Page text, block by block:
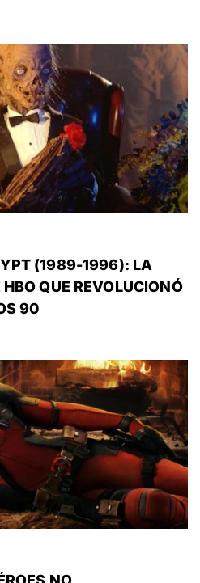
(1989-1996): LA
HBO QUE REVOLUCIONÓ
90